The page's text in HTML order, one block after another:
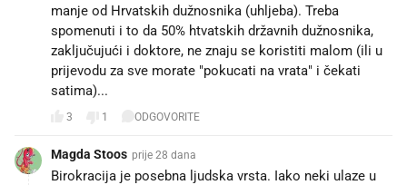
manje od Hrvatskih dužnosnika (uhljeba). Treba
spomenuti i to da 50% htvatskih državnih dužnosnika,
zaključujući i doktore, ne znaju se koristiti malom (ili u
prijevodu za sve morate "pokucati na vrata" i čekati
satima)...
3 1 ODGOVORITE
Magda Stoos prije 28 dana
Birokracija je posebna ljudska vrsta. Iako neki ulaze u